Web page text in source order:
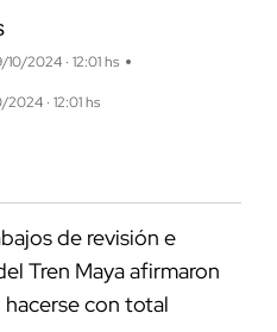
10/2024 · 12:01 hs
· 12:01 hs
de revisión e
Tren Maya afirmaron
con total